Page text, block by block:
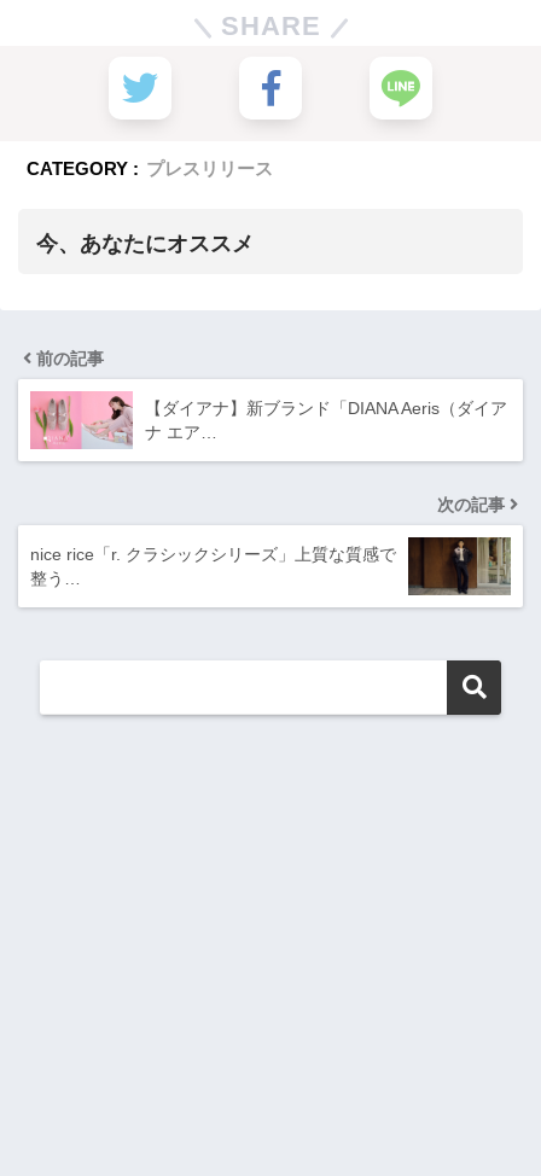
SHARE
CATEGORY : プレスリリース
今、あなたにオススメ
前の記事
【ダイアナ】新ブランド「DIANA Aeris（ダイア
ナ エア…
次の記事
nice rice「r. クラシックシリーズ」上質な質感で
整う…